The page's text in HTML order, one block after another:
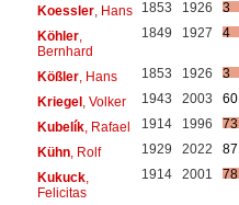
Koessler, Hans 1853 1926
3
Köhler,
Bernhard
1849 1927 4
Kößler, Hans 1853 1926
3
Kriegel, Volker 1943 2003
60
Kubelík, Rafael 1914 1996
73
Kühn, Rolf 1929 2022
87
Kukuck,
Felicitas
1914 2001 78